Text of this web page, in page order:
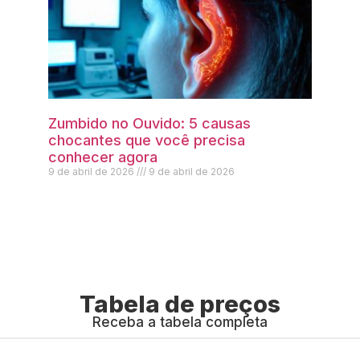
Zumbido no Ouvido: 5 causas
chocantes que você precisa
conhecer agora
9 de abril de 2026 9 de abril de 2026
Tabela de preços
Receba a tabela completa